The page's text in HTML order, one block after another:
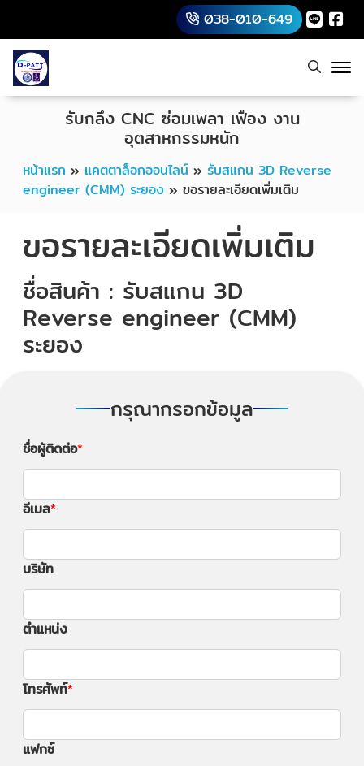
038-010-649
หน้าแรก » แคตตาล็อกออนไลน์ » รับสแกน 3D Reverse
engineer (CMM) ระยอง » ขอรายละเอียดเพิ่มเติม
รับกลึง CNC ซ่อมเพลา เฟือง งาน
อุตสาหกรรมหนัก
ขอรายละเอียดเพิ่มเติม
ชื่อสินค้า : รับสแกน 3D
Reverse engineer (CMM)
ระยอง
กรุณากรอกข้อมูล
ชื่อผู้ติดต่อ
อีเมล
บริษัท
ตำแหน่ง
โทรศัพท์
แฟกซ์